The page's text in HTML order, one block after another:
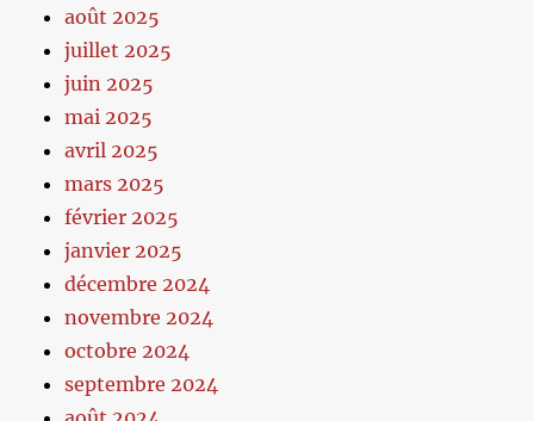
août 2025
juillet 2025
juin 2025
mai 2025
avril 2025
mars 2025
février 2025
janvier 2025
décembre 2024
novembre 2024
octobre 2024
septembre 2024